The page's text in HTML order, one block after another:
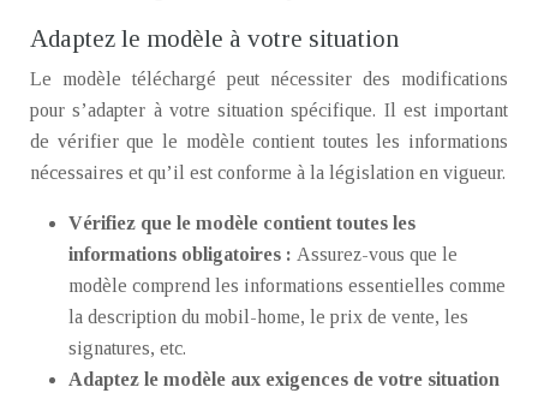
Adaptez le modèle à votre situation
Le modèle téléchargé peut nécessiter des modifications
pour s’adapter à votre situation spécifique. Il est important
de vérifier que le modèle contient toutes les informations
nécessaires et qu’il est conforme à la législation en vigueur.
Vérifiez que le modèle contient toutes les
informations obligatoires : Assurez-vous que le
modèle comprend les informations essentielles comme
la description du mobil-home, le prix de vente, les
signatures, etc.
Adaptez le modèle aux exigences de votre situation